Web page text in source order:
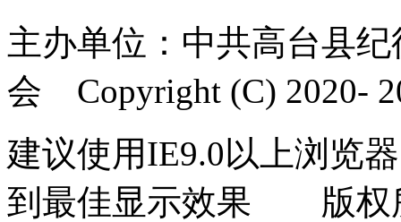
主办单位：中共高台县
会 Copyright (C) 2020-
建议使用IE9.0以上浏览
到最佳显示效果 版权